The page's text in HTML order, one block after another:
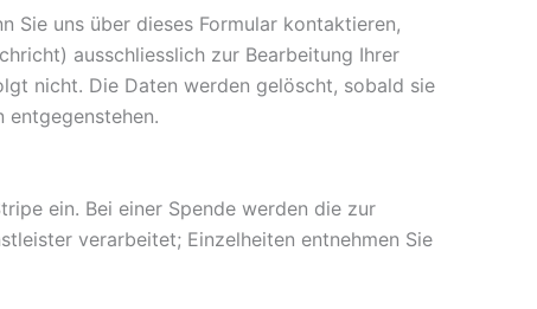
Sie uns über dieses Formular kontaktieren,
ausschliesslich zur Bearbeitung Ihrer
nicht. Die Daten werden gelöscht, sobald sie
ein. Bei einer Spende werden die zur
verarbeitet; Einzelheiten entnehmen Sie